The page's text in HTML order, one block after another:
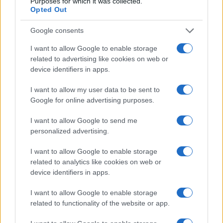
Opted Out
Google consents
I want to allow Google to enable storage
related to advertising like cookies on web or
device identifiers in apps.
I want to allow my user data to be sent to
Google for online advertising purposes.
I want to allow Google to send me
personalized advertising.
I want to allow Google to enable storage
related to analytics like cookies on web or
device identifiers in apps.
I want to allow Google to enable storage
related to functionality of the website or app.
Dernières actualités
Stade Toulousain : "Plus facile de
Guy Novès sur Thomas Ramos
XV de France : "Ils ne font que jouer",
Peato Mauvaka alerte sur le Japon avant
17.07 à 12h00
Stade Toulousain : "J'attendais avec
Ntamack savoure sa tournée avec le XV
de France